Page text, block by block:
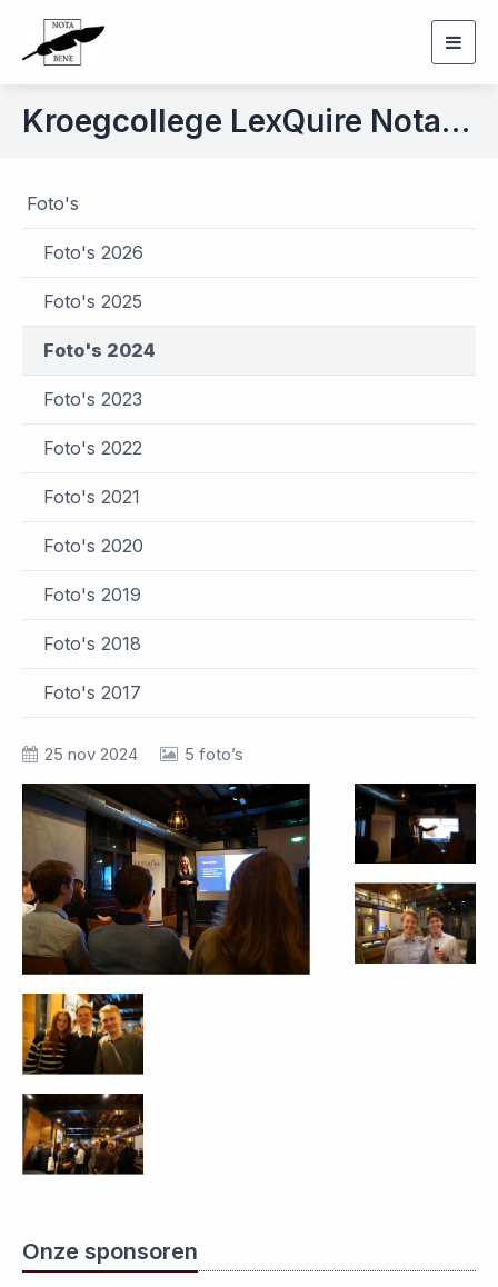
Kroegcollege LexQuire Nota Bene x JFV Nijmegen d.d. 25 november 2024
Foto's
Foto's 2026
Foto's 2025
Foto's 2024
Foto's 2023
Foto's 2022
Foto's 2021
Foto's 2020
Foto's 2019
Foto's 2018
Foto's 2017
25 nov 2024 5 foto’s
Onze sponsoren